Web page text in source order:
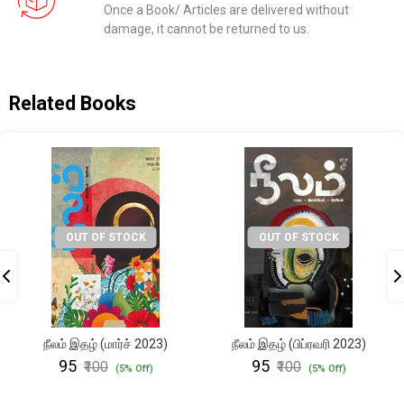
Once a Book/ Articles are delivered without
damage, it cannot be returned to us.
Related Books
OUT OF STOCK
நீலம் இதழ் (மார்ச் 2023)
₹95 ₹100 (5% Off)
OUT OF STOCK
நீலம் இதழ் (பிப்ரவரி 2023)
₹95 ₹100 (5% Off)